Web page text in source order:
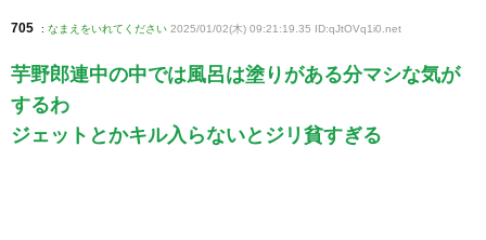
705 : なまえをいれてください 2025/01/02(木) 09:21:19.35 ID:qJtOVq1i0.net
芋野郎連中の中では風呂は塗りがある分マシな気が
するわ
ジェットとかキル入らないとジリ貧すぎる